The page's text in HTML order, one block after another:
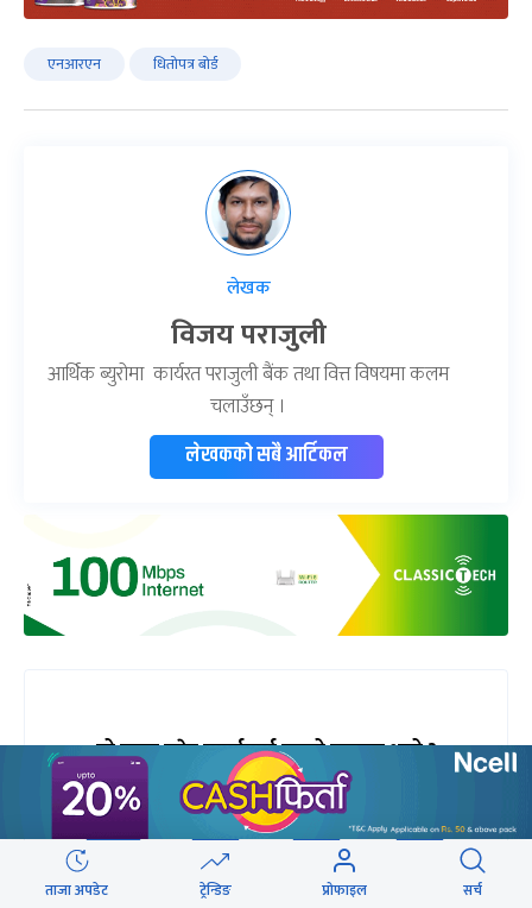
एनआरएन धितोपत्र बोर्ड
लेखक
विजय पराजुली
आर्थिक ब्युरोमा कार्यरत पराजुली बैंक तथा वित्त विषयमा कलम
चलाउँछन् ।
लेखकको सबै आर्टिकल
यो खबर पढेर तपाईलाई कस्तो महसुस भयो ?
39% 4% 0% 4%
ताजा अपडेट ट्रेन्डिङ प्रोफाइल सर्च